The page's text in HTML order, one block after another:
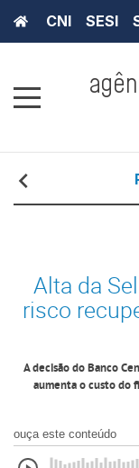
CNI SESI
Alta da
risco
A decisão do Banco
aumenta o custo do
ouça este conteúdo